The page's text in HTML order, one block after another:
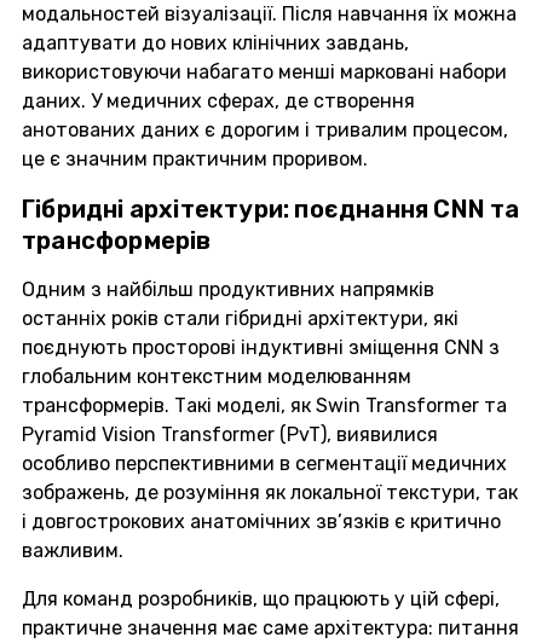
модальностей візуалізації. Після навчання їх можна
адаптувати до нових клінічних завдань,
використовуючи набагато менші марковані набори
даних. У медичних сферах, де створення
анотованих даних є дорогим і тривалим процесом,
це є значним практичним проривом.
Гібридні архітектури: поєднання CNN та
трансформерів
Одним з найбільш продуктивних напрямків
останніх років стали гібридні архітектури, які
поєднують просторові індуктивні зміщення CNN з
глобальним контекстним моделюванням
трансформерів. Такі моделі, як Swin Transformer та
Pyramid Vision Transformer (PvT), виявилися
особливо перспективними в сегментації медичних
зображень, де розуміння як локальної текстури, так
і довгострокових анатомічних зв’язків є критично
важливим.
Для команд розробників, що працюють у цій сфері,
практичне значення має саме архітектура: питання